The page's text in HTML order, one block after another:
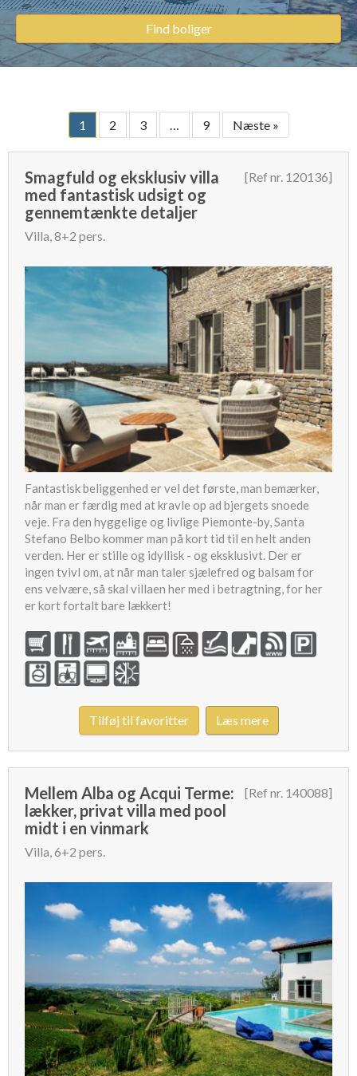
Find boliger
1 2 3 … 9 Næste »
Smagfuld og eksklusiv villa
med fantastisk udsigt og
gennemtænkte detaljer
Villa, 8+2 pers.
[Ref nr. 120136]
Fantastisk beliggenhed er vel det første, man bemærker,
når man er færdig med at kravle op ad bjergets snoede
veje. Fra den hyggelige og livlige Piemonte-by, Santa
Stefano Belbo kommer man på kort tid til en helt anden
verden. Her er stille og idyllisk - og eksklusivt. Der er
ingen tvivl om, at når man taler sjælefred og balsam for
ens velvære, så skal villaen her med i betragtning, for her
er kort fortalt bare lækkert!
Tilføj til favoritter Læs mere
Mellem Alba og Acqui Terme:
lækker, privat villa med pool
midt i en vinmark
Villa, 6+2 pers.
[Ref nr. 140088]